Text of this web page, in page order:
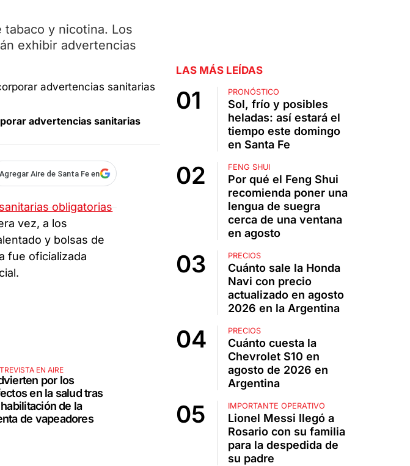
y nicotina. Los
exhibir advertencias
advertencias sanitarias
Agregar Aire de Santa Fe en
obligatorias
vez, a los
y bolsas de
fue oficializada
EN AIRE
por los
en la salud tras
de la
de vapeadores
LAS MÁS LEÍDAS
PRONÓSTICO
Sol, frío y posibles
heladas: así estará el
tiempo este domingo
en Santa Fe
FENG SHUI
Por qué el Feng Shui
recomienda poner una
lengua de suegra
cerca de una ventana
en agosto
PRECIOS
Cuánto sale la Honda
Navi con precio
actualizado en agosto
2026 en la Argentina
PRECIOS
Cuánto cuesta la
Chevrolet S10 en
agosto de 2026 en
Argentina
IMPORTANTE OPERATIVO
Lionel Messi llegó a
Rosario con su familia
para la despedida de
su padre